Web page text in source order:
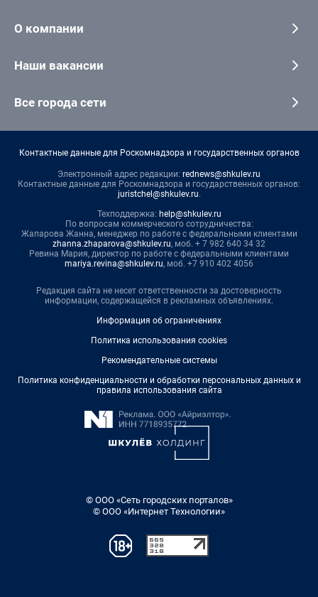
О компании
Наши вакансии
Все города сети
Контактные данные для Роскомнадзора и государственных органов
Электронный адрес редакции: rednews@shkulev.ru
Контактные данные для Роскомнадзора и государственных органов:
juristchel@shkulev.ru.
Техподдержка: help@shkulev.ru
По вопросам коммерческого сотрудничества:
Жапарова Жанна, менеджер по работе с федеральными клиентами
zhanna.zhaparova@shkulev.ru, моб. + 7 982 640 34 32
Ревина Мария, директор по работе с федеральными клиентами
mariya.revina@shkulev.ru, моб. +7 910 402 4056
Редакция сайта не несет ответственности за достоверность
информации, содержащейся в рекламных объявлениях.
Информация об ограничениях
Политика использования cookies
Рекомендательные системы
Политика конфиденциальности и обработки персональных данных и
правила использования сайта
© ООО «Сеть городских порталов»
© ООО «Интернет Технологии»